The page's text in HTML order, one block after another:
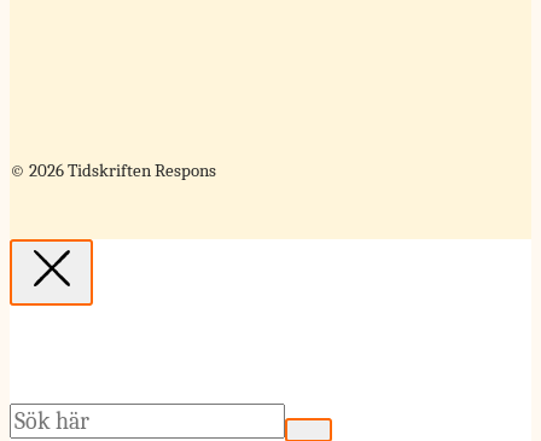
© 2026 Tidskriften Respons
Sök